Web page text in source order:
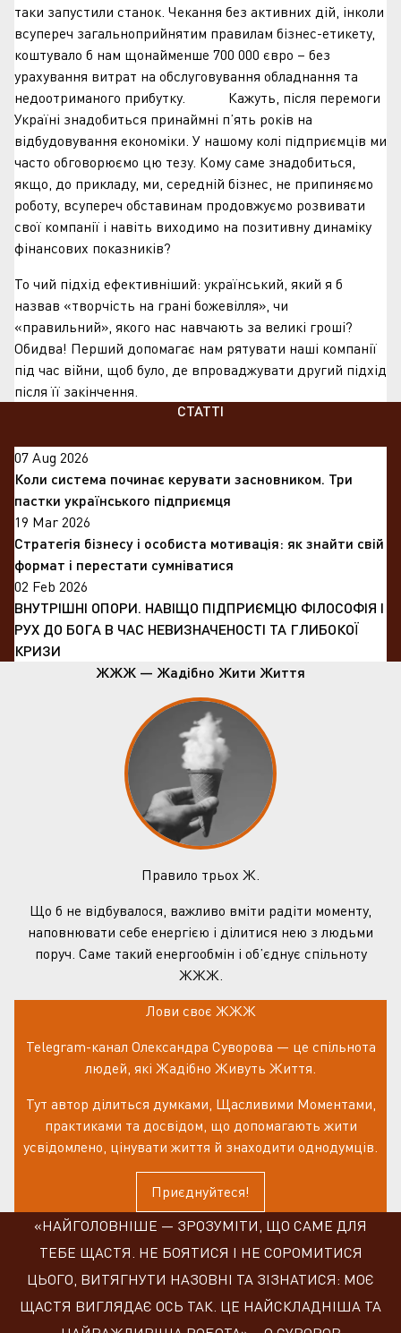
таки запустили станок. Чекання без активних дій, інколи
всупереч загальноприйнятим правилам бізнес-етикету,
коштувало б нам щонайменше 700 000 євро – без
урахування витрат на обслуговування обладнання та
недоотриманого прибутку. Кажуть, після перемоги
Україні знадобиться принаймні п’ять років на
відбудовування економіки. У нашому колі підприємців ми
часто обговорюємо цю тезу. Кому саме знадобиться,
якщо, до прикладу, ми, середній бізнес, не припиняємо
роботу, всупереч обставинам продовжуємо розвивати
свої компанії і навіть виходимо на позитивну динаміку
фінансових показників?
То чий підхід ефективніший: український, який я б
назвав «творчість на грані божевілля», чи
«правильний», якого нас навчають за великі гроші?
Обидва! Перший допомагає нам рятувати наші компанії
під час війни, щоб було, де впроваджувати другий підхід
після її закінчення.
СТАТТІ
07 Aug 2026
Коли система починає керувати засновником. Три
пастки українського підприємця
19 Mar 2026
Стратегія бізнесу і особиста мотивація: як знайти свій
формат і перестати сумніватися
02 Feb 2026
ВНУТРІШНІ ОПОРИ. НАВІЩО ПІДПРИЄМЦЮ ФІЛОСОФІЯ І
РУХ ДО БОГА В ЧАС НЕВИЗНАЧЕНОСТІ ТА ГЛИБОКОЇ
КРИЗИ
ЖЖЖ — Жадібно Жити Життя
Правило трьох Ж.
Що б не відбувалося, важливо вміти радіти моменту,
наповнювати себе енергією і ділитися нею з людьми
поруч. Саме такий енергообмін і об’єднує спільноту
ЖЖЖ.
Лови своє ЖЖЖ
Telegram-канал Олександра Суворова — це спільнота
людей, які Жадібно Живуть Життя.
Тут автор ділиться думками, Щасливими Моментами,
практиками та досвідом, що допомагають жити
усвідомлено, цінувати життя й знаходити однодумців.
Приєднуйтеся!
«НАЙГОЛОВНІШЕ — ЗРОЗУМІТИ, ЩО САМЕ ДЛЯ
ТЕБЕ ЩАСТЯ. НЕ БОЯТИСЯ І НЕ СОРОМИТИСЯ
ЦЬОГО, ВИТЯГНУТИ НАЗОВНІ ТА ЗІЗНАТИСЯ: МОЄ
ЩАСТЯ ВИГЛЯДАЄ ОСЬ ТАК. ЦЕ НАЙСКЛАДНІША ТА